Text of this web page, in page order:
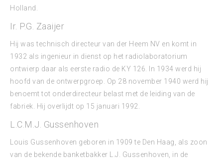
Holland.
Ir. P.G. Zaaijer
Hij was technisch directeur van der Heem NV en komt in
1932 als ingenieur in dienst op het radiolaboratorium
ontwierp daar als eerste radio de KY 126. In 1934 werd hij
hoofd van de ontwerpgroep. Op 28 november 1940 werd hij
benoemt tot onderdirecteur belast met de leiding van de
fabriek. Hij overlijdt op 15 januari 1992.
L.C.M.J. Gussenhoven
Louis Gussenhoven geboren in 1909 te Den Haag, als zoon
van de bekende banketbakker L.J. Gussenhoven, in de